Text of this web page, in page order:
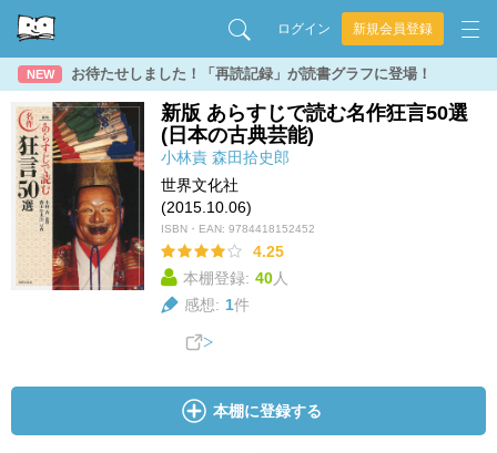
ログイン 新規会員登録
NEW お待たせしました！「再読記録」が読書グラフに登場！
新版 あらすじで読む名作狂言50選
(日本の古典芸能)
小林責 森田拾史郎
世界文化社
(2015.10.06)
ISBN・EAN: 9784418152452
4.25
本棚登録: 40人
感想: 1件
本棚に登録する